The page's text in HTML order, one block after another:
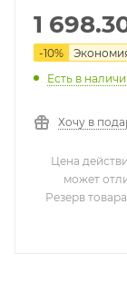
1
-10%
Есть в
Хочу в
Цена
может
Резерв